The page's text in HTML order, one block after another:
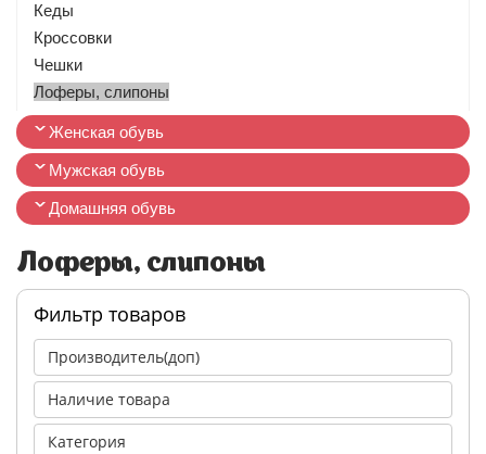
Кеды
Кроссовки
Чешки
Лоферы, слипоны
Женская обувь
Мужская обувь
Домашняя обувь
Лоферы, слипоны
Фильтр товаров
Производитель(доп)
Наличие товара
Категория